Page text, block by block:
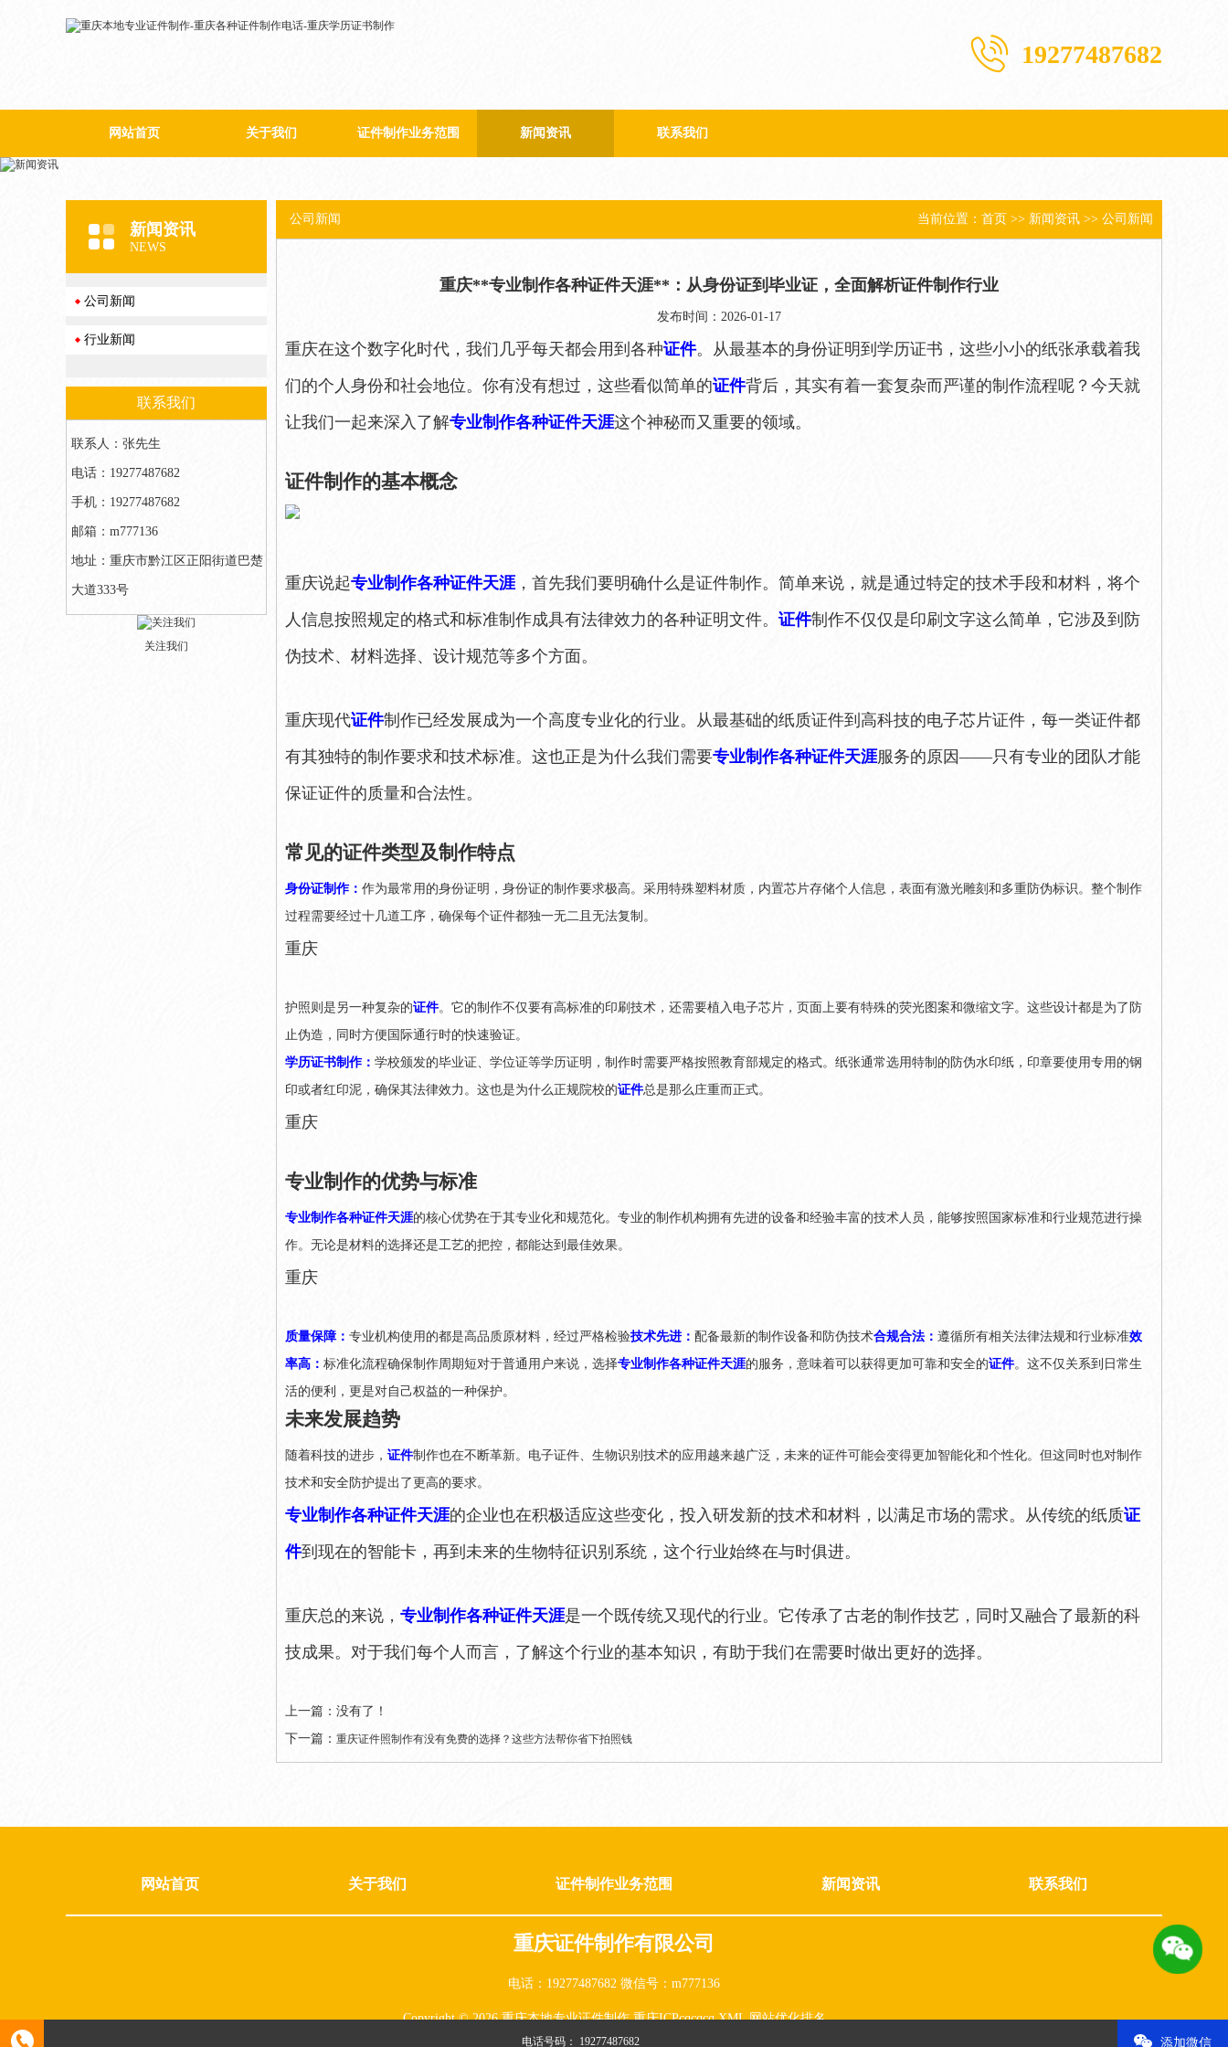
19277487682
网站首页 关于我们 证件制作业务范围 新闻资讯 联系我们
新闻资讯
NEWS
公司新闻
行业新闻
联系我们
联系人：张先生
电话：19277487682
手机：19277487682
邮箱：m777136
地址：重庆市黔江区正阳街道巴楚
大道333号
关注我们
当前位置： 首页 >> 新闻资讯 >> 公司新闻
公司新闻
重庆**专业制作各种证件天涯**：从身份证到毕业证，全面解析证件制作行业
发布时间：2026-01-17
重庆在这个数字化时代，我们几乎每天都会用到各种证件。从最基本的身份证明到学历证书，这些小小的纸张承载着我
们的个人身份和社会地位。你有没有想过，这些看似简单的证件背后，其实有着一套复杂而严谨的制作流程呢？今天就
让我们一起来深入了解专业制作各种证件天涯这个神秘而又重要的领域。
证件制作的基本概念
重庆说起专业制作各种证件天涯 ，首先我们要明确什么是证件制作。简单来说，就是通过特定的技术手段和材料，将个
人信息按照规定的格式和标准制作成具有法律效力的各种证明文件。 证件制作不仅仅是印刷文字这么简单，它涉及到防
伪技术、材料选择、设计规范等多个方面。
重庆现代证件制作已经发展成为一个高度专业化的行业。从最基础的纸质证件到高科技的电子芯片证件，每一类证件都
有其独特的制作要求和技术标准。这也正是为什么我们需要专业制作各种证件天涯服务的原因——只有专业的团队才能
保证证件的质量和合法性。
常见的证件类型及制作特点
身份证制作： 作为最常用的身份证明，身份证的制作要求极高。采用特殊塑料材质，内置芯片存储个人信息，表面有激光雕刻和多重防伪标识。整个制作
过程需要经过十几道工序，确保每个证件都独一无二且无法复制。
重庆
护照则是另一种复杂的证件。它的制作不仅要有高标准的印刷技术，还需要植入电子芯片，页面上要有特殊的荧光图案和微缩文字。这些设计都是为了防
止伪造，同时方便国际通行时的快速验证。
学历证书制作： 学校颁发的毕业证、学位证等学历证明，制作时需要严格按照教育部规定的格式。纸张通常选用特制的防伪水印纸，印章要使用专用的钢
印或者红印泥，确保其法律效力。这也是为什么正规院校的证件总是那么庄重而正式。
重庆
专业制作的优势与标准
专业制作各种证件天涯的核心优势在于其专业化和规范化。专业的制作机构拥有先进的设备和经验丰富的技术人员，能够按照国家标准和行业规范进行操
作。无论是材料的选择还是工艺的把控，都能达到最佳效果。
重庆
质量保障： 专业机构使用的都是高品质原材料，经过严格检验技术先进： 配备最新的制作设备和防伪技术合规合法： 遵循所有相关法律法规和行业标准效
率高： 标准化流程确保制作周期短对于普通用户来说，选择专业制作各种证件天涯的服务，意味着可以获得更加可靠和安全的证件。这不仅关系到日常生
活的便利，更是对自己权益的一种保护。
未来发展趋势
随着科技的进步， 证件制作也在不断革新。电子证件、生物识别技术的应用越来越广泛，未来的证件可能会变得更加智能化和个性化。但这同时也对制作
技术和安全防护提出了更高的要求。
专业制作各种证件天涯的企业也在积极适应这些变化，投入研发新的技术和材料，以满足市场的需求。从传统的纸质证
件到现在的智能卡，再到未来的生物特征识别系统，这个行业始终在与时俱进。
重庆总的来说， 专业制作各种证件天涯是一个既传统又现代的行业。它传承了古老的制作技艺，同时又融合了最新的科
技成果。对于我们每个人而言，了解这个行业的基本知识，有助于我们在需要时做出更好的选择。
上一篇：没有了！
下一篇： 重庆证件照制作有没有免费的选择？这些方法帮你省下拍照钱
网站首页 关于我们 证件制作业务范围 新闻资讯 联系我们
重庆证件制作有限公司
电话：19277487682 微信号：m777136
Copyright © 2026 重庆本地专业证件制作重庆ICPcqcqcq XML 网站优化排名
电话号码： 19277487682 添加微信